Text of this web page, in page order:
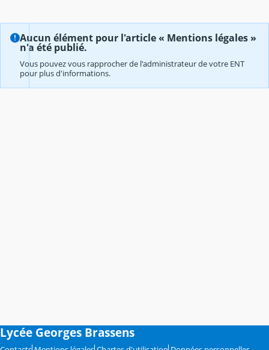
Aucun élément pour l'article « Mentions légales »
n'a été publié.
Vous pouvez vous rapprocher de l'administrateur de votre ENT
pour plus d'informations.
Lycée Georges Brassens